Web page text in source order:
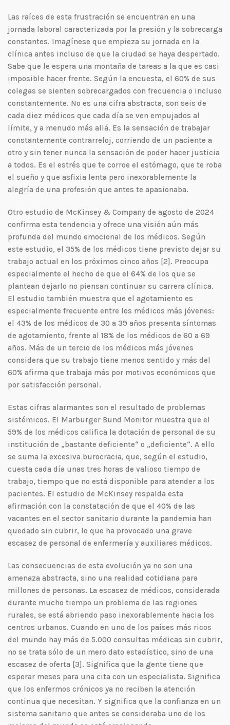
Las raíces de esta frustración se encuentran en una
jornada laboral caracterizada por la presión y la sobrecarga
constantes. Imagínese que empieza su jornada en la
clínica antes incluso de que la ciudad se haya despertado.
Sabe que le espera una montaña de tareas a la que es casi
imposible hacer frente. Según la encuesta, el 60% de sus
colegas se sienten sobrecargados con frecuencia o incluso
constantemente. No es una cifra abstracta, son seis de
cada diez médicos que cada día se ven empujados al
límite, y a menudo más allá. Es la sensación de trabajar
constantemente contrarreloj, corriendo de un paciente a
otro y sin tener nunca la sensación de poder hacer justicia
a todos. Es el estrés que te corroe el estómago, que te roba
el sueño y que asfixia lenta pero inexorablemente la
alegría de una profesión que antes te apasionaba.
Otro estudio de McKinsey & Company de agosto de 2024
confirma esta tendencia y ofrece una visión aún más
profunda del mundo emocional de los médicos. Según
este estudio, el 35% de los médicos tiene previsto dejar su
trabajo actual en los próximos cinco años [2]. Preocupa
especialmente el hecho de que el 64% de los que se
plantean dejarlo no piensan continuar su carrera clínica.
El estudio también muestra que el agotamiento es
especialmente frecuente entre los médicos más jóvenes:
el 43% de los médicos de 30 a 39 años presenta síntomas
de agotamiento, frente al 18% de los médicos de 60 a 69
años. Más de un tercio de los médicos más jóvenes
considera que su trabajo tiene menos sentido y más del
60% afirma que trabaja más por motivos económicos que
por satisfacción personal.
Estas cifras alarmantes son el resultado de problemas
sistémicos. El Marburger Bund Monitor muestra que el
59% de los médicos califica la dotación de personal de su
institución de „bastante deficiente“ o „deficiente“. A ello
se suma la excesiva burocracia, que, según el estudio,
cuesta cada día unas tres horas de valioso tiempo de
trabajo, tiempo que no está disponible para atender a los
pacientes. El estudio de McKinsey respalda esta
afirmación con la constatación de que el 40% de las
vacantes en el sector sanitario durante la pandemia han
quedado sin cubrir, lo que ha provocado una grave
escasez de personal de enfermería y auxiliares médicos.
Las consecuencias de esta evolución ya no son una
amenaza abstracta, sino una realidad cotidiana para
millones de personas. La escasez de médicos, considerada
durante mucho tiempo un problema de las regiones
rurales, se está abriendo paso inexorablemente hacia los
centros urbanos. Cuando en uno de los países más ricos
del mundo hay más de 5.000 consultas médicas sin cubrir,
no se trata sólo de un mero dato estadístico, sino de una
escasez de oferta [3]. Significa que la gente tiene que
esperar meses para una cita con un especialista. Significa
que los enfermos crónicos ya no reciben la atención
continua que necesitan. Y significa que la confianza en un
sistema sanitario que antes se consideraba uno de los